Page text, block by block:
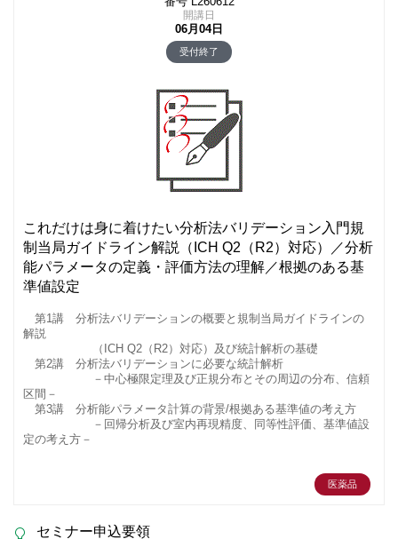
開講日
06月04日
受付終了
これだけは身に着けたい分析法バリデーション入門規
制当局ガイドライン解説（ICH Q2（R2）対応）／分析
能パラメータの定義・評価方法の理解／根拠のある基
準値設定
第1講 分析法バリデーションの概要と規制当局ガイドラインの
解説
（ICH Q2（R2）対応）及び統計解析の基礎
第2講 分析法バリデーションに必要な統計解析
－中心極限定理及び正規分布とその周辺の分布、信頼
区間－
第3講 分析能パラメータ計算の背景/根拠ある基準値の考え方
－回帰分析及び室内再現精度、同等性評価、基準値設
定の考え方－
医薬品
セミナー申込要領